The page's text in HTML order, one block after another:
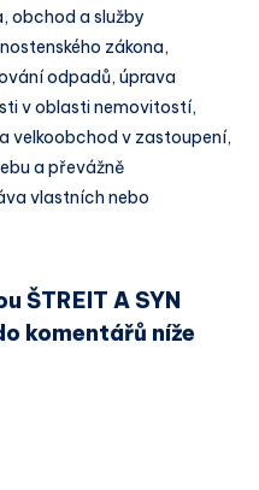
obchod a služby
zákona,
odpadů, úprava
v oblasti nemovitostí,
velkoobchod v zastoupení,
a převážně
vlastních nebo
ŠTREIT A SYN
komentářů níže